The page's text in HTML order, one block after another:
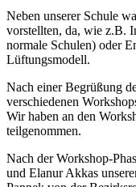
Neben unserer Schule
vorstellten, da, wie z.B.
normale Schulen) oder
Lüftungsmodell.
Nach einer Begrüßung
verschiedenen
Wir haben an den
teilgenommen.
Nach der Workshop-
und Elanur Akkas